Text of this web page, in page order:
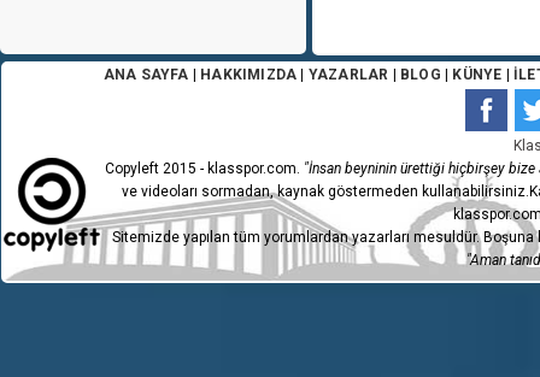
ANA SAYFA HAKKIMIZDA YAZARLAR BLOG KÜNYE
Copyleft 2015 - klasspor.com. "İnsan beyninin ürettiği hiçbirşey bize
ve videoları sormadan, kaynak göstermeden
Sitemizde yapılan tüm yorumlardan yazarları mesuldür.
"Aman